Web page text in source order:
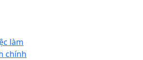
làm
chính